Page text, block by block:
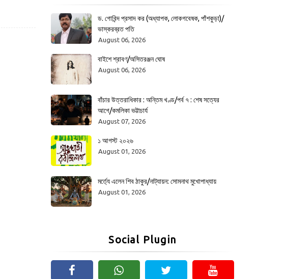
ড. গোবিন্দ প্রসাদ কর (অধ্যাপক, লোকগবেষক, পাঁশকুড়া)/
ভাস্করব্রত পতি
August 06, 2026
বাইশে শ্রাবণ/অসিতরঞ্জন ঘোষ
August 06, 2026
বাঁচার উত্তরাধিকার : অন্তিম খণ্ড/পর্ব ৭ : শেষ সত্যের
আগে/কমলিকা ভট্টাচার্য
August 07, 2026
১ আগস্ট ২০২৬
August 01, 2026
মর্ত্যে এলেন শিব ঠাকুর/নাট্যায়ন: সোমনাথ মুখোপাধ্যায়
August 01, 2026
Social Plugin